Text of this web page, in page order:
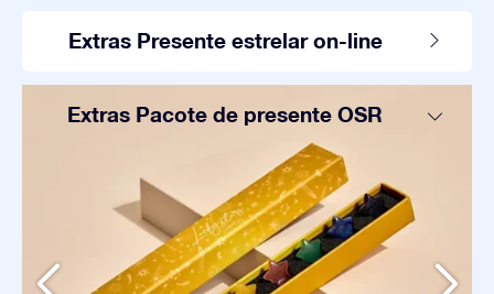
Extras Presente estrelar on-line
Extras Pacote de presente OSR